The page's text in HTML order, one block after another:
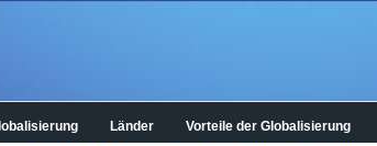
Länder Vorteile der Globalisierung